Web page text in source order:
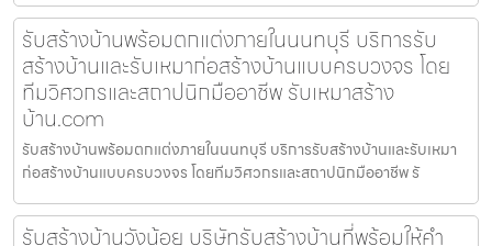
รับสร้างบ้านพร้อมตกแต่งภายในนนทบุรี บริการรับ
สร้างบ้านและรับเหมาก่อสร้างบ้านแบบครบวงจร โดย
ทีมวิศวกรและสถาปนิกมืออาชีพ รับเหมาสร้าง
บ้าน.com
รับสร้างบ้านพร้อมตกแต่งภายในนนทบุรี บริการรับสร้างบ้านและรับเหมา
ก่อสร้างบ้านแบบครบวงจร โดยทีมวิศวกรและสถาปนิกมืออาชีพ รั
รับสร้างบ้านวังน้อย บริษัทรับสร้างบ้านที่พร้อมให้คำ